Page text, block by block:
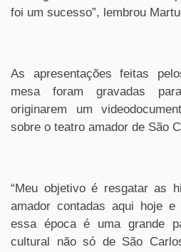
foi um sucesso”, lembrou
As apresentações feitas
mesa foram gravadas
originarem um
sobre o teatro amador de São
“Meu objetivo é resgatar as
amador contadas aqui hoje e
essa época é uma grande
cultural não só de São